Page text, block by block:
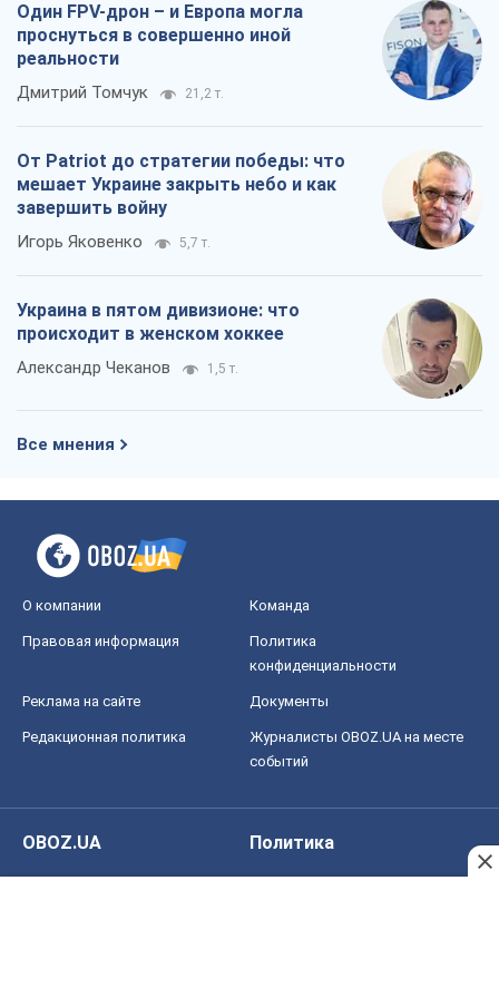
Один FPV-дрон – и Европа могла
проснуться в совершенно иной
реальности
Дмитрий Томчук 21,2 т.
От Patriot до стратегии победы: что
мешает Украине закрыть небо и как
завершить войну
Игорь Яковенко 5,7 т.
Украина в пятом дивизионе: что
происходит в женском хоккее
Александр Чеканов 1,5 т.
Все мнения
О компании Команда
Правовая информация
Политика
конфиденциальности
Реклама на сайте Документы
Редакционная политика
Журналисты OBOZ.UA на месте
событий
OBOZ.UA
Политика